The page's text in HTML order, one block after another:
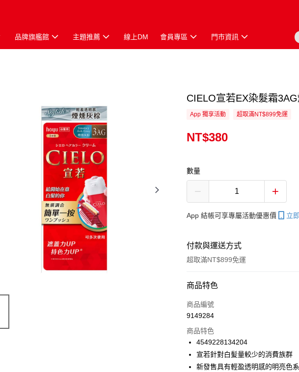
品牌旗艦館 主題推薦 線上DM 會員專區 門市資訊
CIELO宣若EX染髮霜
App 獨享活動 超取滿NT$899免運
NT$380
數量
App 結帳可享專屬活動優惠價 立
付款與運送方式
超取滿NT$899免運
付款方式
信用卡一次付款
合作金庫商業銀行
華南商業銀行
超商取貨付款
商品特色
商品編號
9149284
商品特色
4549228134204
宣若針對白髪量較少的消費族群
新發售具有輕盈透明感的明亮色